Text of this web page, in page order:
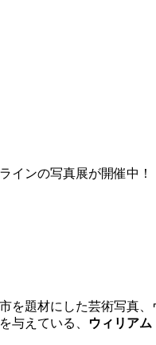
インの写真展が開催中！
を題材にした芸術写真
与えている、
ウィリア